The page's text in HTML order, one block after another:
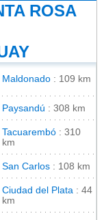
ROSA
Maldonado : 109 km
Paysandú : 308 km
Tacuarembó : 310
km
San Carlos : 108 km
Ciudad del Plata : 44
km